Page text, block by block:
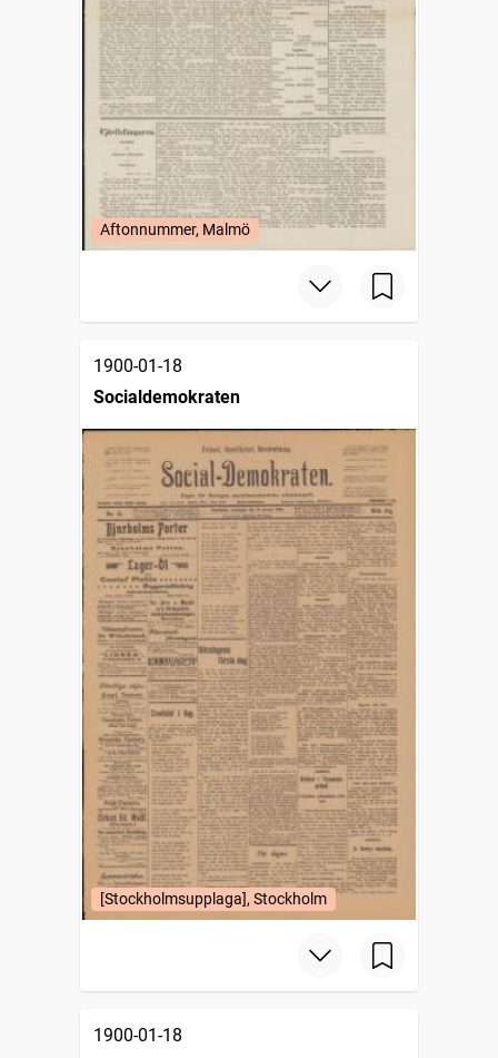
Aftonnummer, Malmö
1900-01-18
Socialdemokraten
[Stockholmsupplaga], Stockholm
1900-01-18